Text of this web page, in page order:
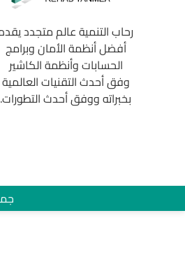
رحاب التنمية عالم متجدد
أفضل أنظمة الأمان وبرامج
الحسابات وأنظمة الكاشير
وفق أحدث التقنيات العالمية
بخبراته ووفق أحدث التطورات.